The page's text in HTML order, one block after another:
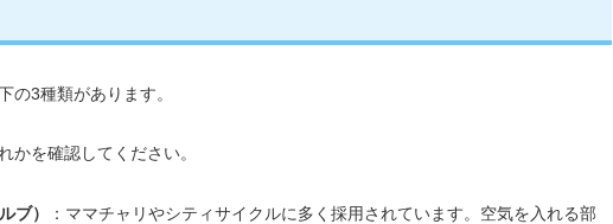
の3種類があります。
かを確認してください。
ブ）
：ママチャリやシティサイクルに多く採用されています。空気を入れる部